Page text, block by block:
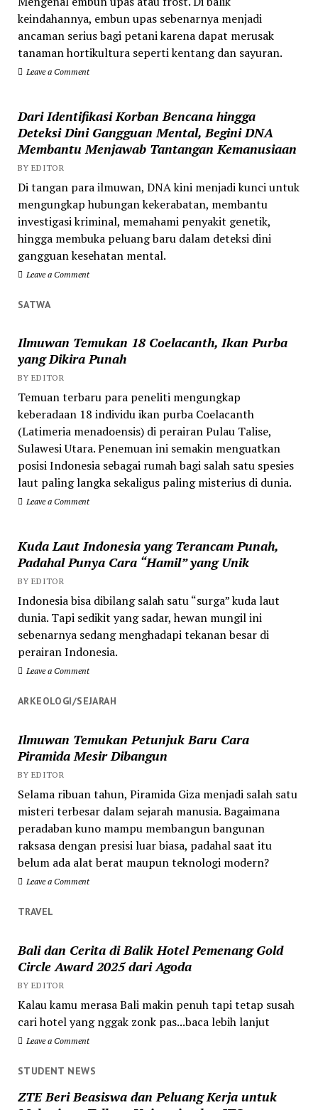
keindahannya, embun upas sebenarnya menjadi
ancaman serius bagi petani karena dapat merusak
tanaman hortikultura seperti kentang dan sayuran.
Leave a Comment
Dari Identifikasi Korban Bencana hingga
Deteksi Dini Gangguan Mental, Begini DNA
Membantu Menjawab Tantangan Kemanusiaan
BY EDITOR
Di tangan para ilmuwan, DNA kini menjadi kunci untuk
mengungkap hubungan kekerabatan, membantu
investigasi kriminal, memahami penyakit genetik,
hingga membuka peluang baru dalam deteksi dini
gangguan kesehatan mental.
Leave a Comment
SATWA
Ilmuwan Temukan 18 Coelacanth, Ikan Purba
yang Dikira Punah
BY EDITOR
Temuan terbaru para peneliti mengungkap
keberadaan 18 individu ikan purba Coelacanth
(Latimeria menadoensis) di perairan Pulau Talise,
Sulawesi Utara. Penemuan ini semakin menguatkan
posisi Indonesia sebagai rumah bagi salah satu spesies
laut paling langka sekaligus paling misterius di dunia.
Leave a Comment
Kuda Laut Indonesia yang Terancam Punah,
Padahal Punya Cara “Hamil” yang Unik
BY EDITOR
Indonesia bisa dibilang salah satu “surga” kuda laut
dunia. Tapi sedikit yang sadar, hewan mungil ini
sebenarnya sedang menghadapi tekanan besar di
perairan Indonesia.
Leave a Comment
ARKEOLOGI/SEJARAH
Ilmuwan Temukan Petunjuk Baru Cara
Piramida Mesir Dibangun
BY EDITOR
Selama ribuan tahun, Piramida Giza menjadi salah satu
misteri terbesar dalam sejarah manusia. Bagaimana
peradaban kuno mampu membangun bangunan
raksasa dengan presisi luar biasa, padahal saat itu
belum ada alat berat maupun teknologi modern?
Leave a Comment
TRAVEL
Bali dan Cerita di Balik Hotel Pemenang Gold
Circle Award 2025 dari Agoda
BY EDITOR
Kalau kamu merasa Bali makin penuh tapi tetap susah
cari hotel yang nggak zonk pas...baca lebih lanjut
Leave a Comment
STUDENT NEWS
ZTE Beri Beasiswa dan Peluang Kerja untuk